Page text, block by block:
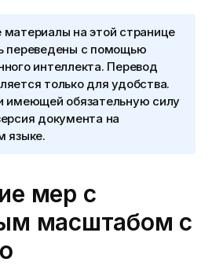
материалы на этой странице
переведены с помощью
интеллекта. Перевод
только для удобства.
имеющей обязательную силу
документа на
языке.
мер с
масштабом с